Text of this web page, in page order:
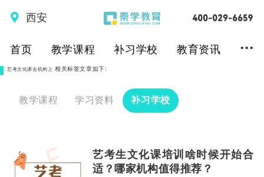
西安
首页 教学课程 补习学校 教育资讯 ...
艺考文化课去机构上 相关标签文章如下:
教学课程 学习资料 补习学校
艺考生文化课培训啥时候开始合
适？哪家机构值得推荐？